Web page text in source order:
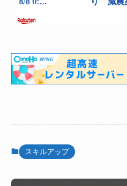
スキルアップ